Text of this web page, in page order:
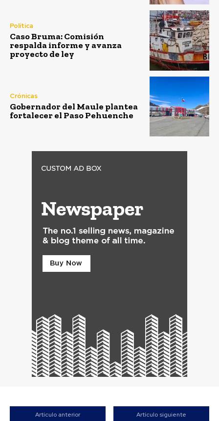
Política
Caso Bruma: Comisión
respalda informe y avanza
proyecto de ley
Crónicas
Gobernador del Maule plantea
fortalecer el Paso Pehuenche
Artículo anterior Artículo siguiente